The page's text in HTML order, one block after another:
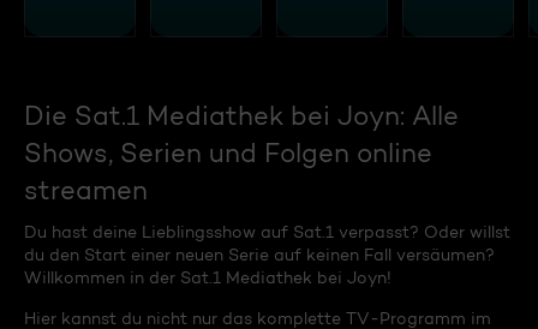
Die Sat.1 Mediathek bei Joyn: Alle
Shows, Serien und Folgen online
streamen
Du hast deine Lieblingsshow auf Sat.1 verpasst? Oder willst
du den Start einer neuen Serie auf keinen Fall versäumen?
Willkommen in der Sat.1 Mediathek bei Joyn!
Hier kannst du nicht nur das komplette TV-Programm im